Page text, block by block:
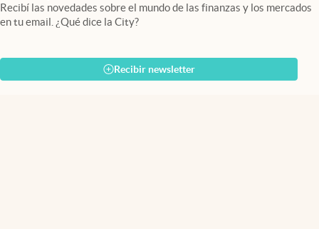
Recibí las novedades sobre el mundo de las finanzas y los mercados
en tu email. ¿Qué dice la City?
Recibir newsletter